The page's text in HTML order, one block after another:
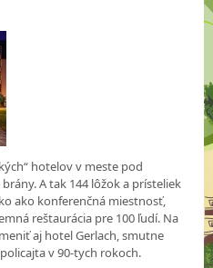
hotelov v meste pod
A tak 144 lôžok a prísteliek
ako konferenčná miestnosť,
reštaurácia pre 100 ľudí. Na
aj hotel Gerlach, smutne
v 90-tych rokoch.